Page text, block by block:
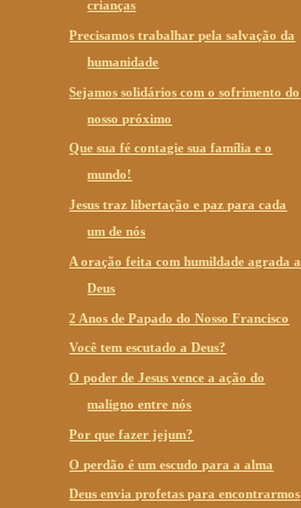
crianças
Precisamos trabalhar pela salvação da
humanidade
Sejamos solidários com o sofrimento do
nosso próximo
Que sua fé contagie sua família e o
mundo!
Jesus traz libertação e paz para cada
um de nós
A oração feita com humildade agrada a
Deus
2 Anos de Papado do Nosso Francisco
Você tem escutado a Deus?
O poder de Jesus vence a ação do
maligno entre nós
Por que fazer jejum?
O perdão é um escudo para a alma
Deus envia profetas para encontrarmos